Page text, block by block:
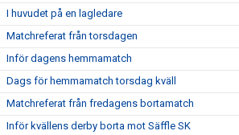
I huvudet på en lagledare
Matchreferat från torsdagen
Inför dagens hemmamatch
Dags för hemmamatch torsdag kväll
Matchreferat från fredagens bortamatch
Inför kvällens derby borta mot Säffle SK